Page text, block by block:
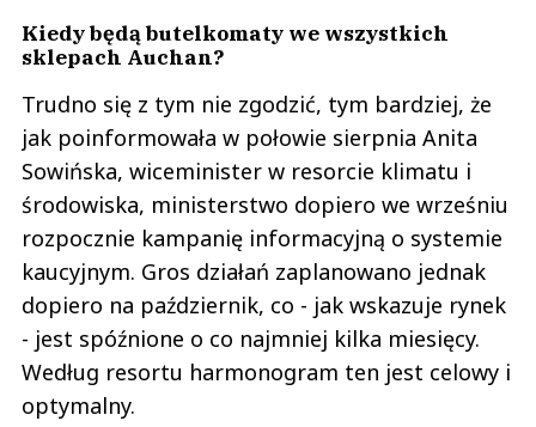
Kiedy będą butelkomaty we wszystkich
sklepach Auchan?
Trudno się z tym nie zgodzić, tym bardziej, że
jak poinformowała w połowie sierpnia Anita
Sowińska, wiceminister w resorcie klimatu i
środowiska, ministerstwo dopiero we wrześniu
rozpocznie kampanię informacyjną o systemie
kaucyjnym. Gros działań zaplanowano jednak
dopiero na październik, co - jak wskazuje rynek
- jest spóźnione o co najmniej kilka miesięcy.
Według resortu harmonogram ten jest celowy i
optymalny.